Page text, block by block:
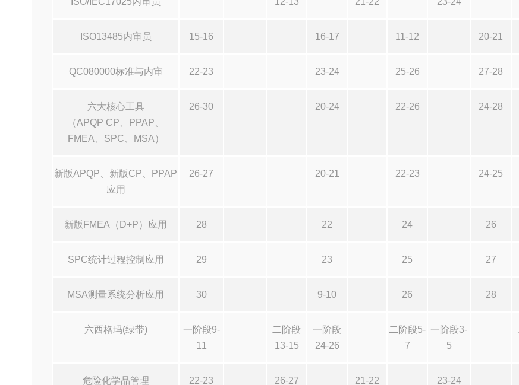
ISO13485内审员 15-16 16-17 11-12 20-21
QC080000标准与内审 22-23 23-24 25-26 27-28
六大核心工具
（APQP CP、PPAP、
FMEA、SPC、MSA）
26-30 20-24 22-26 24-28
新版APQP、新版CP、PPAP
应用
26-27 20-21 22-23 24-25
新版FMEA（D+P）应用 28 22 24 26
SPC统计过程控制应用 29 23 25 27
MSA测量系统分析应用 30 9-10 26 28
六西格玛(绿带)
一阶段9-
11
二阶段
13-15
一阶段
24-26
二阶段5-
7
一阶段3-
5
危险化学品管理 22-23 26-27 21-22 23-24